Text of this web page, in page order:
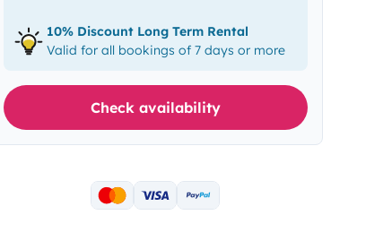
10% Discount Long Term Rental
Valid for all bookings of 7 days or more
Check availability